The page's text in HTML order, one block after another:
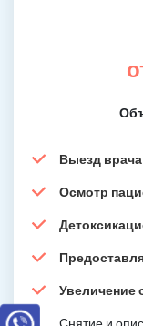
Выезд врача
Осмотр
Увеличение
Снятие и